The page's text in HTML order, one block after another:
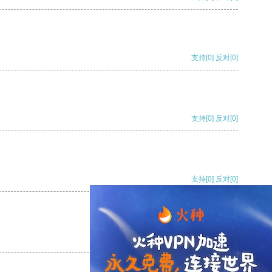
支持[0] 反对[0]
支持[0] 反对[0]
支持[0] 反对[0]
支持[0] 反对